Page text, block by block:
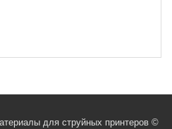
для струйных принтеров ©